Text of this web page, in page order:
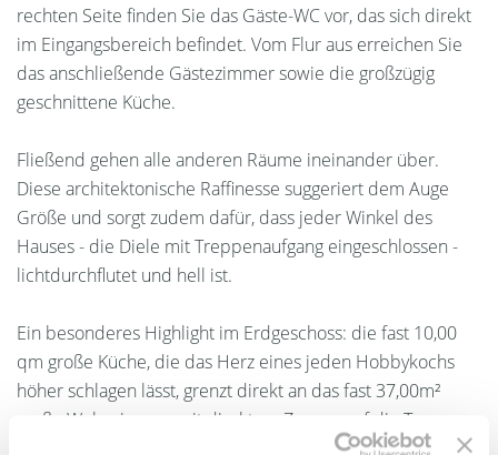
rechten Seite finden Sie das Gäste-WC vor, das sich direkt
im Eingangsbereich befindet. Vom Flur aus erreichen Sie
das anschließende Gästezimmer sowie die großzügig
geschnittene Küche.
Fließend gehen alle anderen Räume ineinander über.
Diese architektonische Raffinesse suggeriert dem Auge
Größe und sorgt zudem dafür, dass jeder Winkel des
Hauses - die Diele mit Treppenaufgang eingeschlossen -
lichtdurchflutet und hell ist.
Ein besonderes Highlight im Erdgeschoss: die fast 10,00
qm große Küche, die das Herz eines jeden Hobbykochs
höher schlagen lässt, grenzt direkt an das fast 37,00m²
große Wohnzimmer mit direktem Zugang auf die Terrasse